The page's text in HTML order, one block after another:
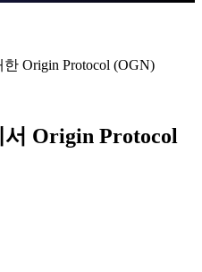
한 Origin Protocol (OGN)
서 Origin Protocol